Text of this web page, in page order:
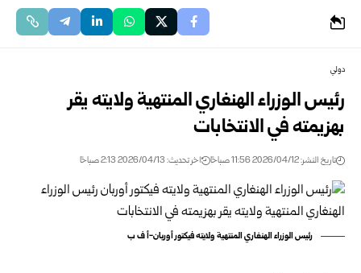
دولي
رئيس الوزراء الهنغاري المنتهية ولايته يقر
بهزيمته في الانتخابات
تاريخ النشر: 2026/04/12 11:56 صباحًا اخر تحديث: 2026/04/13 2:13 صباحًا
رئيس الوزراء الهنغاري المنتهية ولايته فيكتور أوربان-أ ف ب